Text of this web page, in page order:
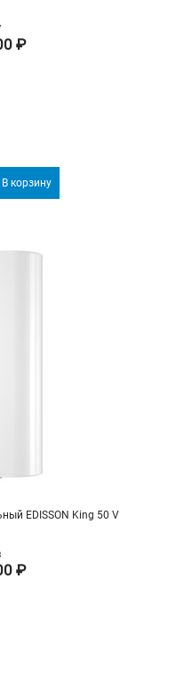
₽
В корзину
EDISSON King 50 V
₽